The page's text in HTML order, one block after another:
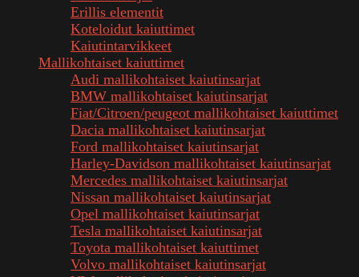
Erillis elementit
Koteloidut kaiuttimet
Kaiutintarvikkeet
Mallikohtaiset kaiuttimet
Audi mallikohtaiset kaiutinsarjat
BMW mallikohtaiset kaiutinsarjat
Fiat/Citroen/peugeot mallikohtaiset kaiuttimet
Dacia mallikohtaiset kaiutinsarjat
Ford mallikohtaiset kaiutinsarjat
Harley-Davidson mallikohtaiset kaiutinsarjat
Mercedes mallikohtaiset kaiutinsarjat
Nissan mallikohtaiset kaiutinsarjat
Opel mallikohtaiset kaiutinsarjat
Tesla mallikohtaiset kaiutinsarjat
Toyota mallikohtaiset kaiuttimet
Volvo mallikohtaiset kaiutinsarjat